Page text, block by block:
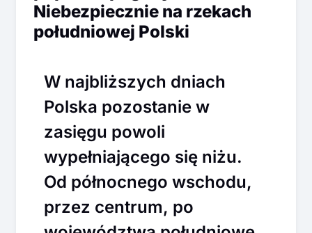
Niebezpiecznie na rzekach
południowej Polski
W najbliższych dniach
Polska pozostanie w
zasięgu powoli
wypełniającego się niżu.
Od północnego wschodu,
przez centrum, po